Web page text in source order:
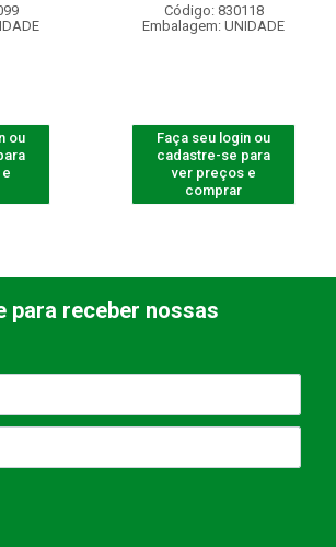
ou
Código: 830118
Embalagem: UNIDADE
Faça seu login ou
cadastre-se para
ver preços e
comprar
para receber nossas